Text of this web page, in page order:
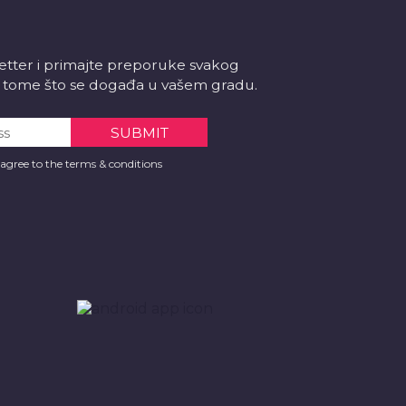
i primajte preporuke svakog
što se događa u vašem gradu.
to the terms & conditions